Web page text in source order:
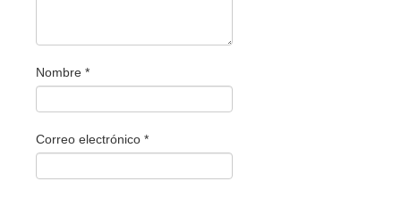
Nombre *
Correo electrónico *